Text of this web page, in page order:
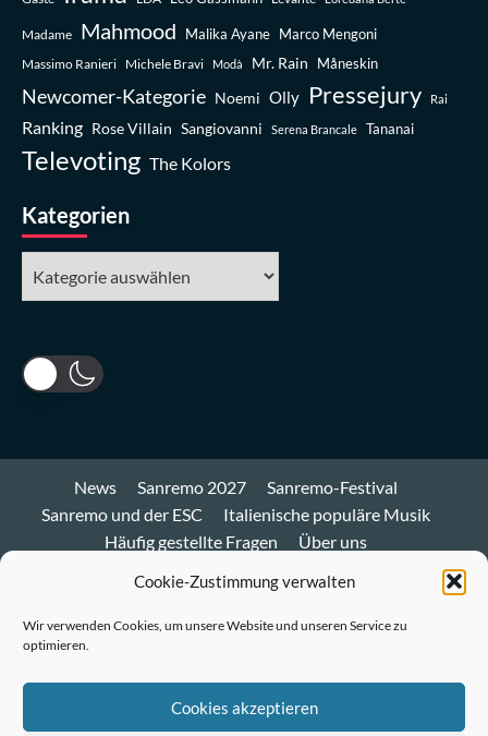
Cookie-Zustimmung verwalten
Wir verwenden Cookies, um unsere Website und unseren Service zu
optimieren.
Cookies akzeptieren
Madame Mahmood Malika Ayane Marco Mengoni
Massimo Ranieri Michele Bravi Modà Mr. Rain Måneskin
Newcomer-Kategorie Noemi Olly Pressejury Rai
Ranking Rose Villain Sangiovanni Serena Brancale Tananai
Televoting The Kolors
Kategorien
News Sanremo 2027
Sanremo-Festival
Sanremo und der ESC
Italienische populäre Musik
Häufig gestellte Fragen
Über uns
Mastodon
Twitter
LinkedIn